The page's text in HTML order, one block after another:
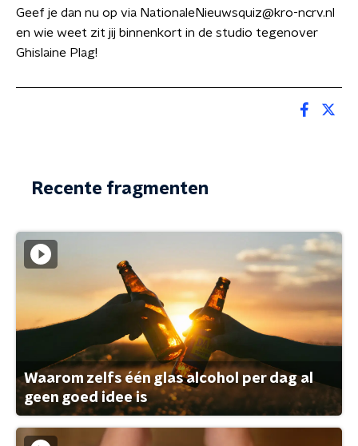
Geef je dan nu op via NationaleNieuwsquiz@kro-ncrv.nl
en wie weet zit jij binnenkort in de studio tegenover
Ghislaine Plag!
Recente fragmenten
Waarom zelfs één glas alcohol per dag al
geen goed idee is